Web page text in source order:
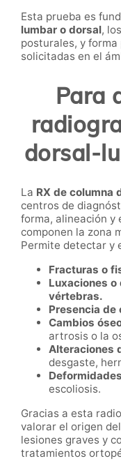
Esta prueba es
lumbar o dorsal,
posturales, y
solicitadas en el
Para
dorsal-
La RX de columna
centros de
forma, alineación y
componen la zona
Permite detectar y
Fracturas o
Luxaciones
vértebras.
Presencia de
Cambios
artrosis o la
Alteraciones
desgaste,
escoliosis.
Gracias a esta
valorar el origen
lesiones graves y
tratamientos